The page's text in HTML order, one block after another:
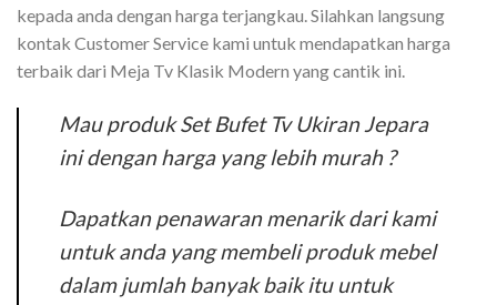
kepada anda dengan harga terjangkau. Silahkan langsung
kontak Customer Service kami untuk mendapatkan harga
terbaik dari Meja Tv Klasik Modern yang cantik ini.
Mau produk Set Bufet Tv Ukiran Jepara
ini dengan harga yang lebih murah ?
Dapatkan penawaran menarik dari kami
untuk anda yang membeli produk mebel
dalam jumlah banyak baik itu untuk